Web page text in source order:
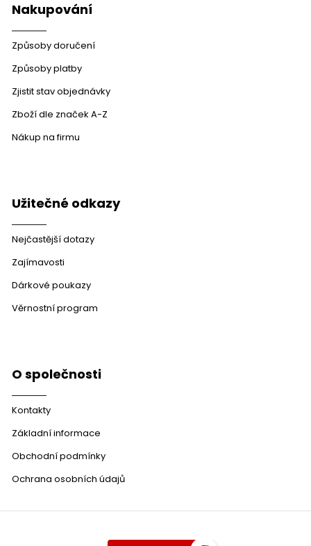
Nakupování
Způsoby doručení
Způsoby platby
Zjistit stav objednávky
Zboží dle značek A-Z
Nákup na firmu
Užitečné odkazy
Nejčastější dotazy
Zajímavosti
Dárkové poukazy
Věrnostní program
O společnosti
Kontakty
Základní informace
Obchodní podmínky
Ochrana osobních údajů